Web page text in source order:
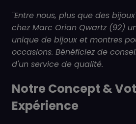
"Entre nous, plus que des
chez Marc Orian Qwartz (92)
unique de bijoux et montres
occasions. Bénéficiez de
d'un service de qualité.
Notre Concept &
Expérience